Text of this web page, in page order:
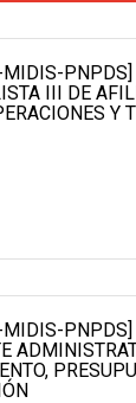
III DE
Y